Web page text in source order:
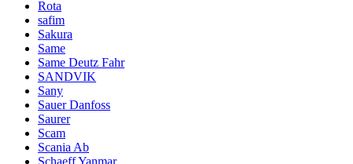
Rota
safim
Sakura
Same
Same Deutz Fahr
SANDVIK
Sany
Sauer Danfoss
Saurer
Scam
Scania Ab
Schaeff Yanmar